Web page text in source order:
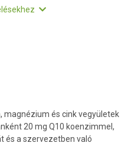
magnézium és cink vegyületek
20 mg Q10 koenzimmel,
és a szervezetben való